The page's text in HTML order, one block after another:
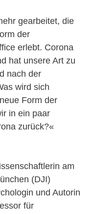
gearbeitet, die
der
erlebt. Corona
hat unsere Art zu
nach der
wird sich
Form der
in ein paar
zurück?«
am
(DJI)
und Autorin
für